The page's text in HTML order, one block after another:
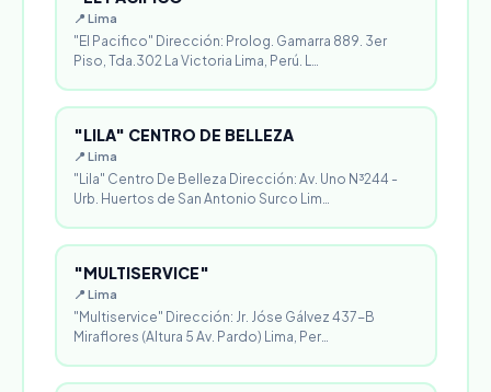
📍 Lima
"El Pacifico" Dirección: Prolog. Gamarra 889. 3er
Piso, Tda.302 La Victoria Lima, Perú. L…
"LILA" CENTRO DE BELLEZA
📍 Lima
"Lila" Centro De Belleza Dirección: Av. Uno N³244 -
Urb. Huertos de San Antonio Surco Lim…
"MULTISERVICE"
📍 Lima
"Multiservice" Dirección: Jr. Jóse Gálvez 437-B
Miraflores (Altura 5 Av. Pardo) Lima, Per…